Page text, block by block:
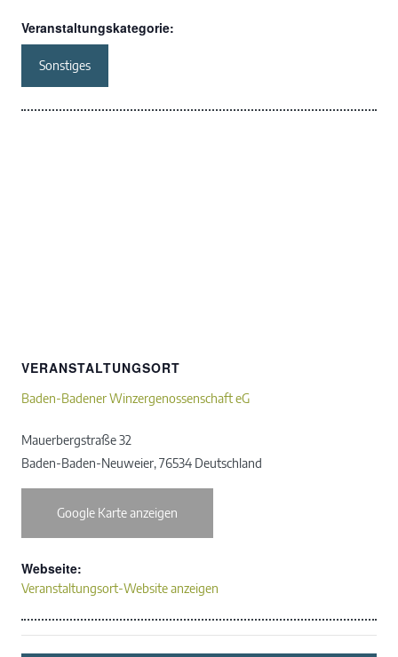
Veranstaltungskategorie:
Sonstiges
VERANSTALTUNGSORT
Baden-Badener Winzergenossenschaft eG
Mauerbergstraße 32
Baden-Baden-Neuweier,76534 Deutschland
Google Karte anzeigen
Webseite:
Veranstaltungsort-Website anzeigen